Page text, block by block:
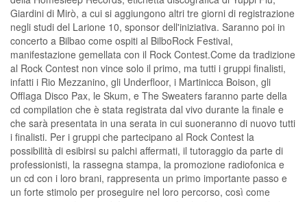
Giardini di Mirò, a cui si aggiungono altri tre giorni di registrazione
negli studi del Larione 10, sponsor dell'iniziativa. Saranno poi in
concerto a Bilbao come ospiti al BilboRock Festival,
manifestazione gemellata con il Rock Contest.Come da tradizione
al Rock Contest non vince solo il primo, ma tutti i gruppi finalisti,
infatti i Rio Mezzanino, gli Underfloor, i Martinicca Boison, gli
Offlaga Disco Pax, le Skum, e The Sweaters faranno parte della
cd compilation che è stata registrata dal vivo durante la finale e
che sarà presentata in una serata in cui suoneranno di nuovo tutti
i finalisti. Per i gruppi che partecipano al Rock Contest la
possibilità di esibirsi su palchi affermati, il tutoraggio da parte di
professionisti, la rassegna stampa, la promozione radiofonica e
un cd con i loro brani, rappresenta un primo importante passo e
un forte stimolo per proseguire nel loro percorso, così come